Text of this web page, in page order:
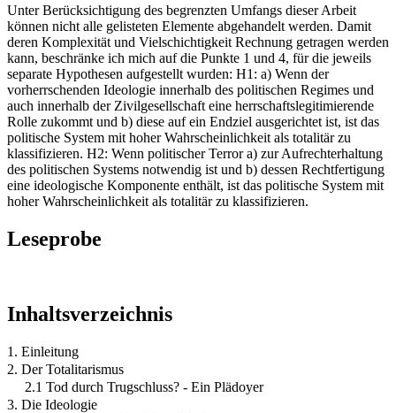
Unter Berücksichtigung des begrenzten Umfangs dieser Arbeit
können nicht alle gelisteten Elemente abgehandelt werden. Damit
deren Komplexität und Vielschichtigkeit Rechnung getragen werden
kann, beschränke ich mich auf die Punkte 1 und 4, für die jeweils
separate Hypothesen aufgestellt wurden: H1: a) Wenn der
vorherrschenden Ideologie innerhalb des politischen Regimes und
auch innerhalb der Zivilgesellschaft eine herrschaftslegitimierende
Rolle zukommt und b) diese auf ein Endziel ausgerichtet ist, ist das
politische System mit hoher Wahrscheinlichkeit als totalitär zu
klassifizieren. H2: Wenn politischer Terror a) zur Aufrechterhaltung
des politischen Systems notwendig ist und b) dessen Rechtfertigung
eine ideologische Komponente enthält, ist das politische System mit
hoher Wahrscheinlichkeit als totalitär zu klassifizieren.
Leseprobe
Inhaltsverzeichnis
1. Einleitung
2. Der Totalitarismus
2.1 Tod durch Trugschluss? - Ein Plädoyer
3. Die Ideologie